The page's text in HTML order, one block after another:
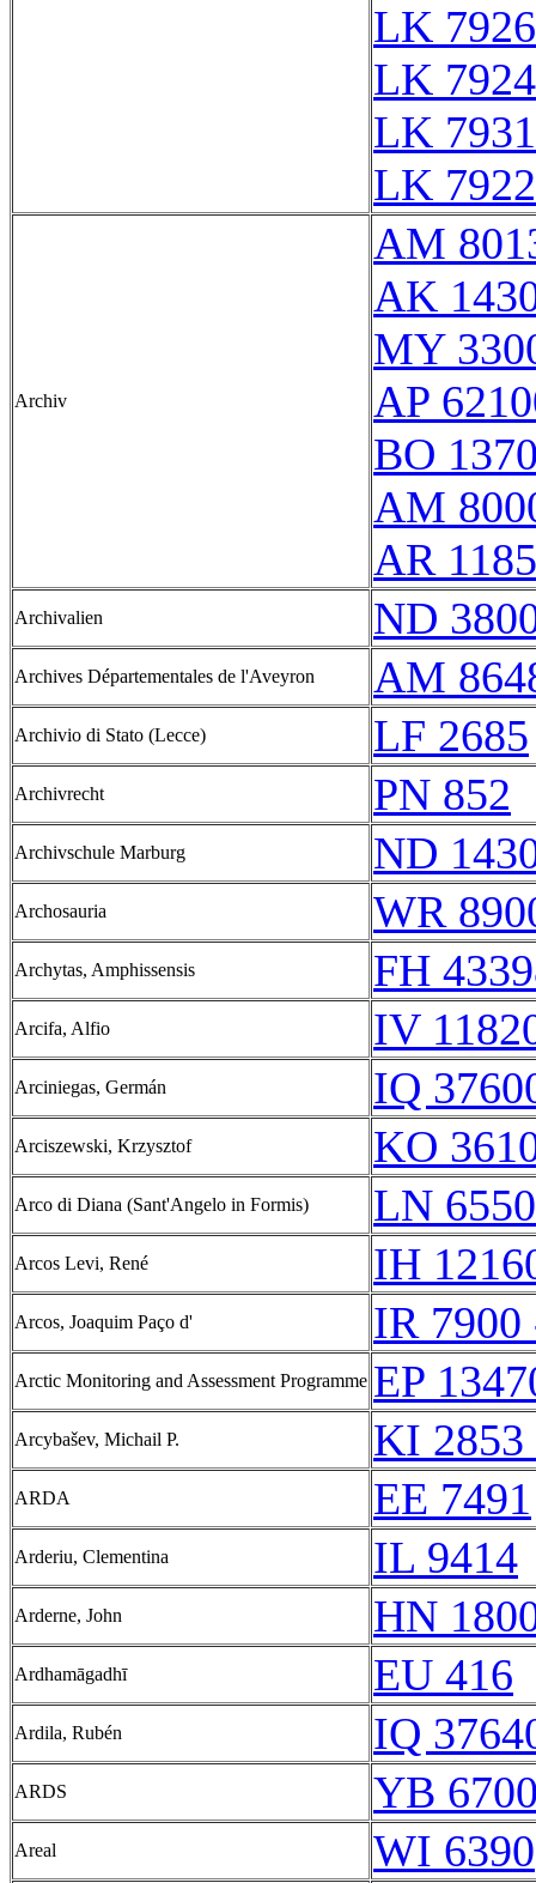
LK
LK
LK
LK
Archiv
AM
AK
MY
AP
BO
AM
AR
Archivalien ND
Archives Départementales de l'Aveyron AM
Archivio di Stato (Lecce) LF 2685
Archivrecht PN 852
Archivschule Marburg ND
Archosauria WR
Archytas, Amphissensis FH
Arcifa, Alfio IV
Arciniegas, Germán IQ
Arciszewski, Krzysztof KO
Arco di Diana (Sant'Angelo in Formis) LN
Arcos Levi, René IH
Arcos, Joaquim Paço d' IR 7900
Arctic Monitoring and Assessment Programme EP
Arcybašev, Michail P. KI
ARDA EE 7491
Arderiu, Clementina IL 9414
Arderne, John HN
Ardhamāgadhī EU 416
Ardila, Rubén IQ
ARDS YB
Areal WI 6390